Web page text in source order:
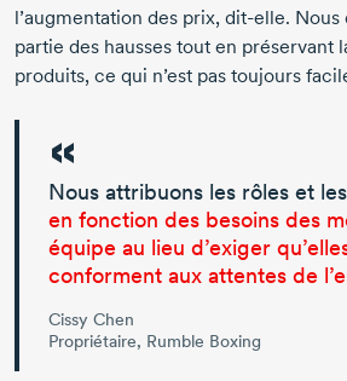
l’augmentation des prix, dit-elle. Nous
partie des hausses tout en préservant
produits, ce qui n’est pas toujours
Nous attribuons les rôles et
en fonction des besoins des
équipe au lieu d’exiger
conforment aux attentes de
Cissy Chen
Propriétaire, Rumble Boxing